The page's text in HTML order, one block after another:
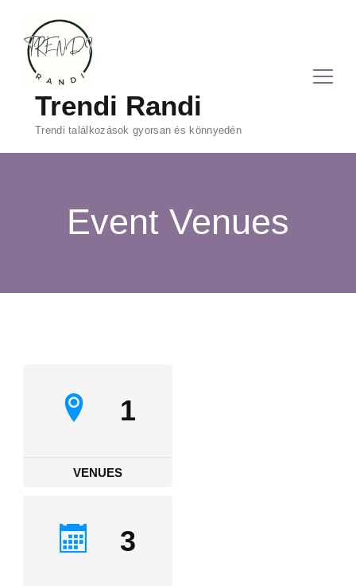
Trendi Randi
Trendi találkozások gyorsan és könnyedén
Event Venues
1
VENUES
3